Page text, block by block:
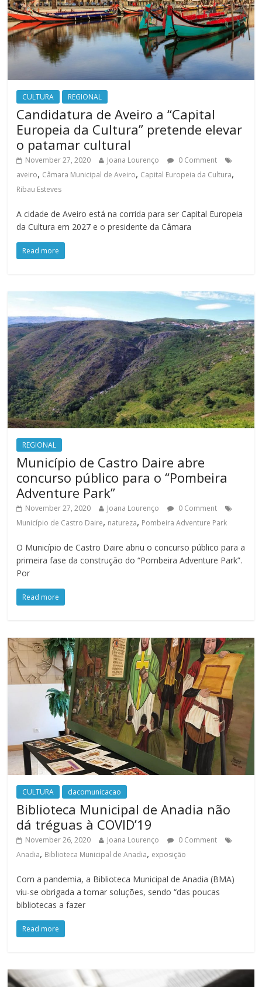
CULTURA REGIONAL
Candidatura de Aveiro a “Capital
Europeia da Cultura” pretende elevar
o patamar cultural
November 27, 2020 Joana Lourenço
0 Comment
aveiro, Câmara Municipal de Aveiro, Capital Europeia da Cultura,
Ribau Esteves
A cidade de Aveiro está na corrida para ser Capital Europeia
da Cultura em 2027 e o presidente da Câmara
Read more
REGIONAL
Município de Castro Daire abre
concurso público para o “Pombeira
Adventure Park”
November 27, 2020 Joana Lourenço
0 Comment
Município de Castro Daire, natureza, Pombeira Adventure Park
O Município de Castro Daire abriu o concurso público para a
primeira fase da construção do “Pombeira Adventure Park”.
Por
Read more
CULTURA dacomunicacao
Biblioteca Municipal de Anadia não
dá tréguas à COVID’19
November 26, 2020 Joana Lourenço
0 Comment
Anadia, Biblioteca Municipal de Anadia, exposição
Com a pandemia, a Biblioteca Municipal de Anadia (BMA)
viu-se obrigada a tomar soluções, sendo “das poucas
bibliotecas a fazer
Read more